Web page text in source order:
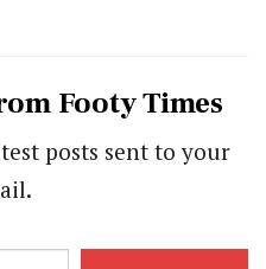
Footy Times
posts sent to your